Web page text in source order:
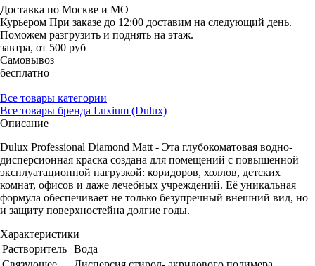
Доставка по Москве и МО
Курьером При заказе до 12:00 доставим на следующий день.
Поможем разгрузить и поднять на этаж.
завтра, от 500 руб
Самовывоз
бесплатно
Все товары категории
Все товары бренда Luxium (Dulux)
Описание
Dulux Professional Diamond Matt - Эта глубокоматовая водно-
дисперсионная краска создана для помещений с повышенной
эксплуатационной нагрузкой: коридоров, холлов, детских
комнат, офисов и даже лечебных учреждений. Её уникальная
формула обеспечивает не только безупречный внешний вид, но
и защиту поверхностейна долгие годы.
Характеристики
Растворитель Вода